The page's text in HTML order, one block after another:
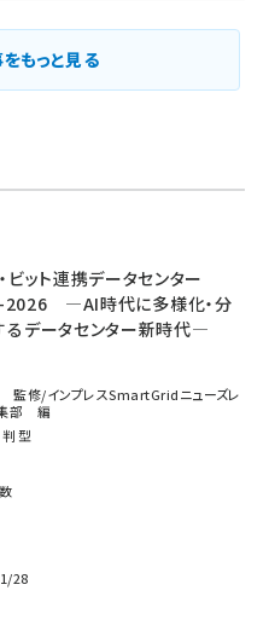
もっと見る
ビット連携データセンター
2026 ―AI時代に多様化・分
るデータセンター新時代―
監修/インプレスSmartGridニューズレ
部 編
判型
28